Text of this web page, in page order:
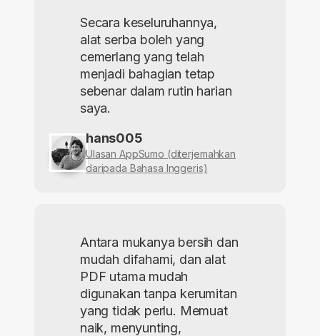
Secara keseluruhannya,
alat serba boleh yang
cemerlang yang telah
menjadi bahagian tetap
sebenar dalam rutin harian
saya.
hans005
Ulasan AppSumo (diterjemahkan
daripada Bahasa Inggeris)
Antara mukanya bersih dan
mudah difahami, dan alat
PDF utama mudah
digunakan tanpa kerumitan
yang tidak perlu. Memuat
naik, menyunting,